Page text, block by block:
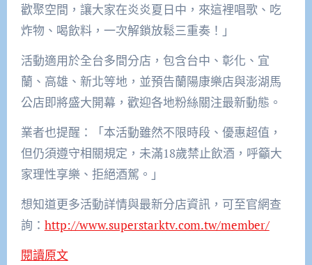
歡聚空間，讓大家在炎炎夏日中，來這裡唱歌、吃
炸物、喝飲料，一次解鎖放鬆三重奏！」
活動適用於全台多間分店，包含台中、彰化、宜
蘭、高雄、新北等地，並預告蘭陽康樂店與澎湖馬
公店即將盛大開幕，歡迎各地粉絲關注最新動態。
業者也提醒：「本活動雖然不限時段、優惠超值，
但仍須遵守相關規定，未滿18歲禁止飲酒，呼籲大
家理性享樂、拒絕酒駕。」
想知道更多活動詳情與最新分店資訊，可至官網查
詢： http://www.superstarktv.com.tw/member/
閱讀原文